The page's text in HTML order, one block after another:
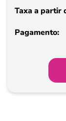
Pagamento